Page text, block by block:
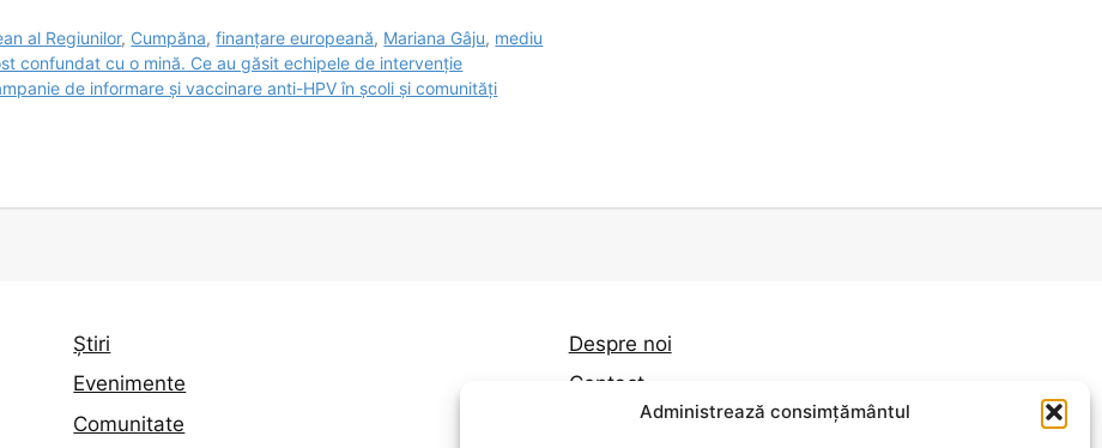
Administrează consimțământul
al Regiunilor, Cumpăna,finanțare europeană, Mariana Gâju, mediu
confundat cu o mină. Ce au găsit echipele de intervenție
de informare și vaccinare anti-HPV în școli și comunități
Știri
Evenimente
Comunitate
Despre noi
Contact
Politica de confidențialitate